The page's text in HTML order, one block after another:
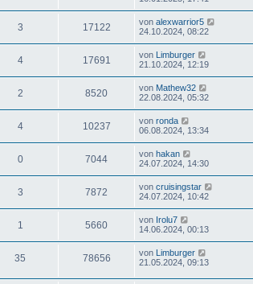
3 17122 von alexwarrior5
24.10.2024, 08:22
4 17691 von Limburger
21.10.2024, 12:19
2 8520 von Mathew32
22.08.2024, 05:32
4 10237 von ronda
06.08.2024, 13:34
0 7044 von hakan
24.07.2024, 14:30
3 7872 von cruisingstar
24.07.2024, 10:42
1 5660 von Irolu7
14.06.2024, 00:13
35 78656 von Limburger
21.05.2024, 09:13